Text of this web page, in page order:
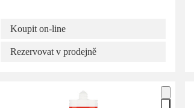
Koupit on-line
Rezervovat v prodejně